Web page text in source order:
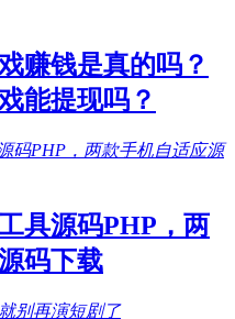
赚钱是真的吗？
能提现吗？
具源码PHP，两
码下载